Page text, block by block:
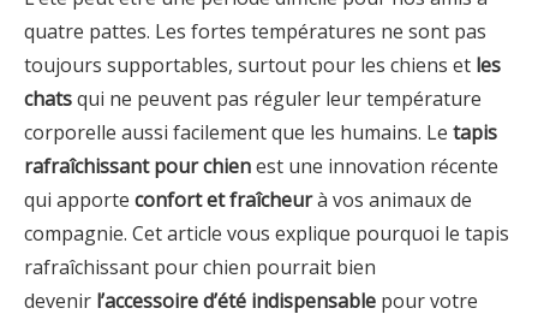
quatre pattes. Les fortes températures ne sont pas
toujours supportables, surtout pour les chiens et les
chatsqui ne peuvent pas réguler leur température
corporelle aussi facilement que les humains. Le tapis
rafraîchissant pour chienest une innovation récente
qui apporte confort et fraîcheurà vos animaux de
compagnie. Cet article vous explique pourquoi le tapis
rafraîchissant pour chien pourrait bien
devenir l’accessoire d’été indispensable pour votre